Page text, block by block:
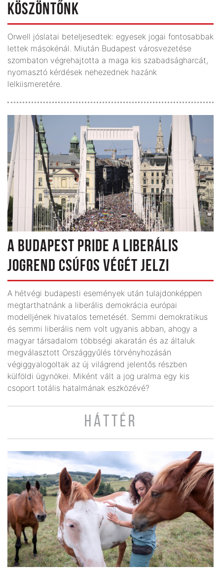
KÖSZÖNTŐNK
Orwell jóslatai beteljesedtek: egyesek jogai fontosabbak
lettek másokénál. Miután Budapest városvezetése
szombaton végrehajtotta a maga kis szabadságharcát,
nyomasztó kérdések nehezednek hazánk
lelkiismeretére.
A BUDAPEST PRIDE A LIBERÁLIS
JOGREND CSÚFOS VÉGÉT JELZI
A hétvégi budapesti események után tulajdonképpen
megtarthatnánk a liberális demokrácia európai
modelljének hivatalos temetését. Semmi demokratikus
és semmi liberális nem volt ugyanis abban, ahogy a
magyar társadalom többségi akaratán és az általuk
megválasztott Országgyűlés törvényhozásán
végiggyalogoltak az új világrend jelentős részben
külföldi ügynökei. Miként vált a jog uralma egy kis
csoport totális hatalmának eszközévé?
HÁTTÉR